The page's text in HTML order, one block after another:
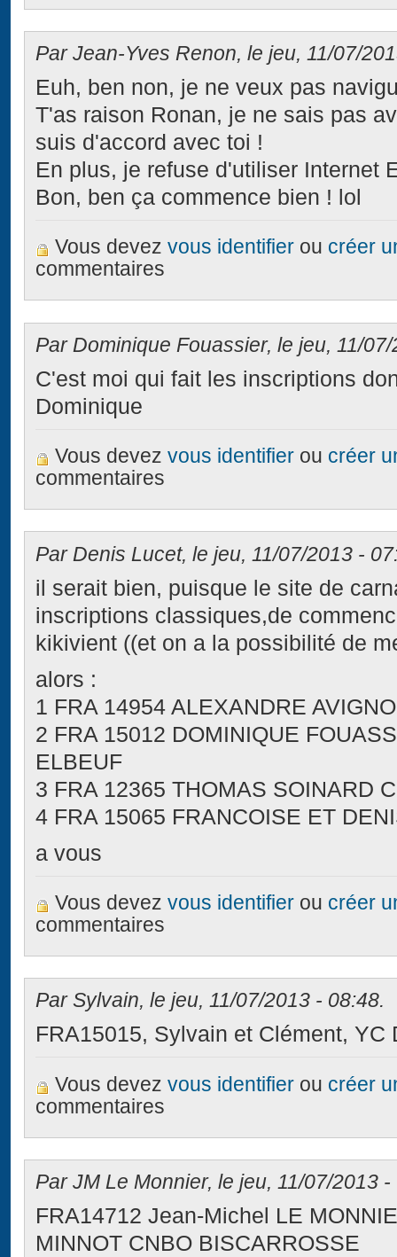
Par Jean-Yves Renon, le jeu, 11/07/
Euh, ben non, je ne veux pas
T'as raison Ronan, je ne sais pas
suis d'accord avec toi !
En plus, je refuse d'utiliser Internet
Bon, ben ça commence bien ! lol
Vous devezvous identifier ou créer
commentaires
Par Dominique Fouassier, le jeu, 11/
C'est moi qui fait les inscriptions
Dominique
Vous devezvous identifier ou créer
commentaires
Par Denis Lucet, le jeu, 11/07/2013 -
il serait bien, puisque le site de
inscriptions classiques,de
kikivient ((et on a la possibilité de
alors :
1 FRA 14954 ALEXANDRE
2 FRA 15012 DOMINIQUE
ELBEUF
3 FRA 12365 THOMAS SOINARD
4 FRA 15065 FRANCOISE ET
a vous
Vous devezvous identifier ou créer
commentaires
Par Sylvain, le jeu, 11/07/2013 - 08:48.
FRA15015, Sylvain et Clément, YC
Vous devezvous identifier ou créer
commentaires
Par JM Le Monnier, le jeu, 11/07/2013 -
FRA14712 Jean-Michel LE
MINNOT CNBO BISCARROSSE